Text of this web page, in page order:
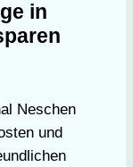
in
Neschen
und